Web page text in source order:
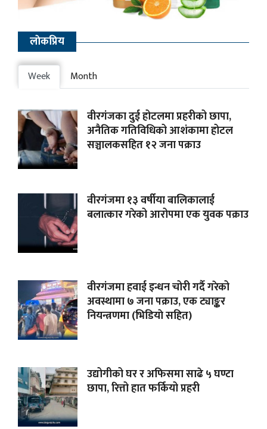
लाेकप्रिय
Week Month
वीरगंजका दुई होटलमा प्रहरीको छापा,
अनैतिक गतिविधिको आशंकामा होटल
सञ्चालकसहित १२ जना पक्राउ
वीरगंजमा १३ वर्षीया बालिकालाई
बलात्कार गरेको आरोपमा एक युवक पक्राउ
वीरगंजमा हवाई इन्धन चोरी गर्दै गरेको
अवस्थामा ७ जना पक्राउ, एक ट्याङ्कर
नियन्त्रणमा (भिडियाे सहित)
उद्योगीको घर र अफिसमा साढे ५ घण्टा
छापा, रित्तो हात फर्कियो प्रहरी